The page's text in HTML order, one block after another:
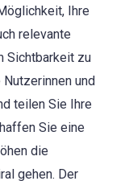
Ihre
relevante
Sichtbarkeit zu
und
teilen Sie Ihre
Sie eine
die
gehen. Der